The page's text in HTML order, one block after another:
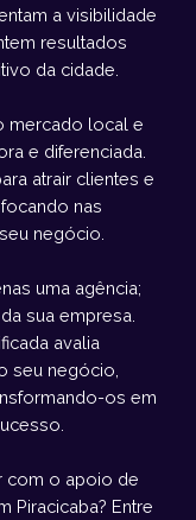
a visibilidade
resultados
da cidade.
mercado local e
e diferenciada.
atrair clientes e
nas
negócio.
uma agência;
sua empresa.
avalia
seu negócio,
os em
com o apoio de
Piracicaba? Entre